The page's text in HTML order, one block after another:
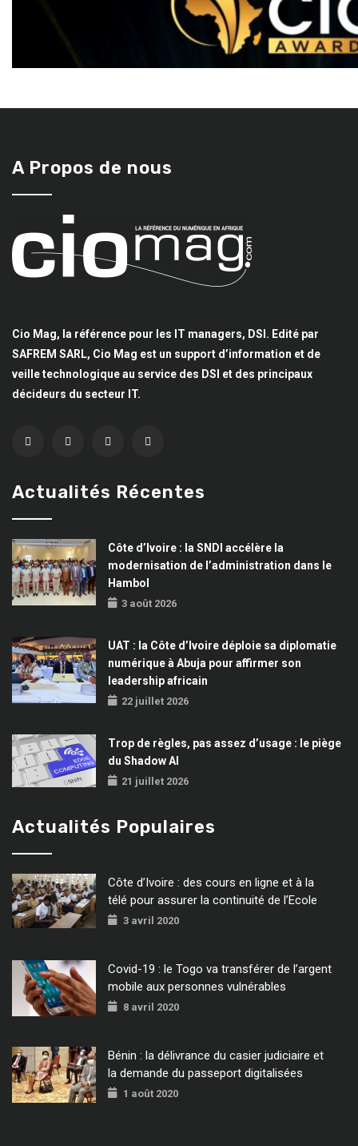
A Propos de nous
Cio Mag, la référence pour les IT managers, DSI. Edité par
SAFREM SARL, Cio Mag est un support d’information et de
veille technologique au service des DSI et des principaux
décideurs du secteur IT.
Actualités Récentes
Côte d’Ivoire : la SNDI accélère la
modernisation de l’administration dans le
Hambol
3 août 2026
UAT : la Côte d’Ivoire déploie sa diplomatie
numérique à Abuja pour affirmer son
leadership africain
22 juillet 2026
Trop de règles, pas assez d’usage : le piège
du Shadow AI
21 juillet 2026
Actualités Populaires
Côte d’Ivoire : des cours en ligne et à la
télé pour assurer la continuité de l’Ecole
3 avril 2020
Covid-19 : le Togo va transférer de l’argent
mobile aux personnes vulnérables
8 avril 2020
Bénin : la délivrance du casier judiciaire et
la demande du passeport digitalisées
1 août 2020